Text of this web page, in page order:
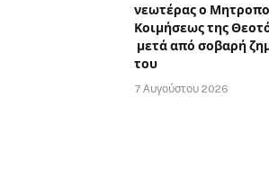
νεωτέρας ο
Κοιμήσεως της
μετά από σοβαρή
του
7 Αυγούστου 2026